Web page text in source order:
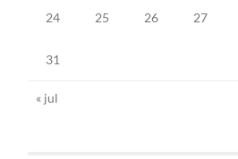
24 25 26 27
31
« jul